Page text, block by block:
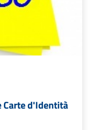
Carte d'Identità